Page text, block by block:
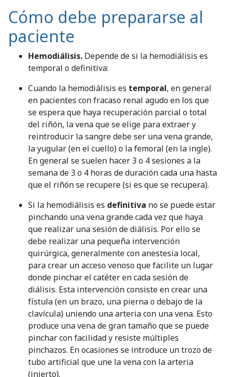
Cómo debe prepararse al
paciente
Hemodiálisis. Depende de si la hemodiálisis es
temporal o definitiva:
Cuando la hemodiálisis es temporal, en general
en pacientes con fracaso renal agudo en los que
se espera que haya recuperación parcial o total
del riñón, la vena que se elige para extraer y
reintroducir la sangre debe ser una vena grande,
la yugular (en el cuello) o la femoral (en la ingle).
En general se suelen hacer 3 o 4 sesiones a la
semana de 3 o 4 horas de duración cada una hasta
que el riñón se recupere (si es que se recupera).
Si la hemodiálisis es definitiva no se puede estar
pinchando una vena grande cada vez que haya
que realizar una sesión de diálisis. Por ello se
debe realizar una pequeña intervención
quirúrgica, generalmente con anestesia local,
para crear un acceso venoso que facilite un lugar
donde pinchar el catéter en cada sesión de
diálisis. Esta intervención consiste en crear una
fístula (en un brazo, una pierna o debajo de la
clavícula) uniendo una arteria con una vena. Esto
produce una vena de gran tamaño que se puede
pinchar con facilidad y resiste múltiples
pinchazos. En ocasiones se introduce un trozo de
tubo artificial que une la vena con la arteria
(injerto).